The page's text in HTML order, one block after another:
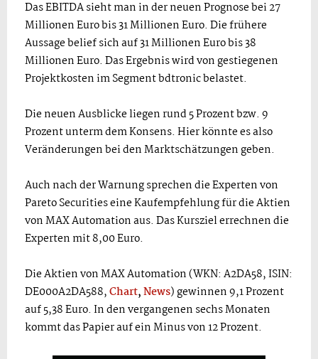
Das EBITDA sieht man in der neuen Prognose bei 27
Millionen Euro bis 31 Millionen Euro. Die frühere
Aussage belief sich auf 31 Millionen Euro bis 38
Millionen Euro. Das Ergebnis wird von gestiegenen
Projektkosten im Segment bdtronic belastet.
Die neuen Ausblicke liegen rund 5 Prozent bzw. 9
Prozent unterm dem Konsens. Hier könnte es also
Veränderungen bei den Marktschätzungen geben.
Auch nach der Warnung sprechen die Experten von
Pareto Securities eine Kaufempfehlung für die Aktien
von MAX Automation aus. Das Kursziel errechnen die
Experten mit 8,00 Euro.
Die Aktien von MAX Automation (WKN: A2DA58, ISIN:
DE000A2DA588,Chart,News) gewinnen 9,1 Prozent
auf 5,38 Euro. In den vergangenen sechs Monaten
kommt das Papier auf ein Minus von 12 Prozent.